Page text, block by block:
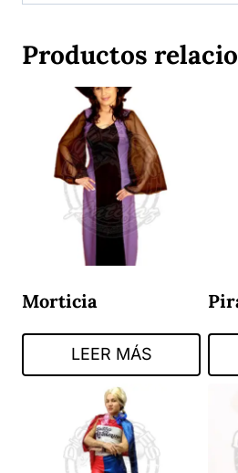
Productos
Morticia
LEER MÁS